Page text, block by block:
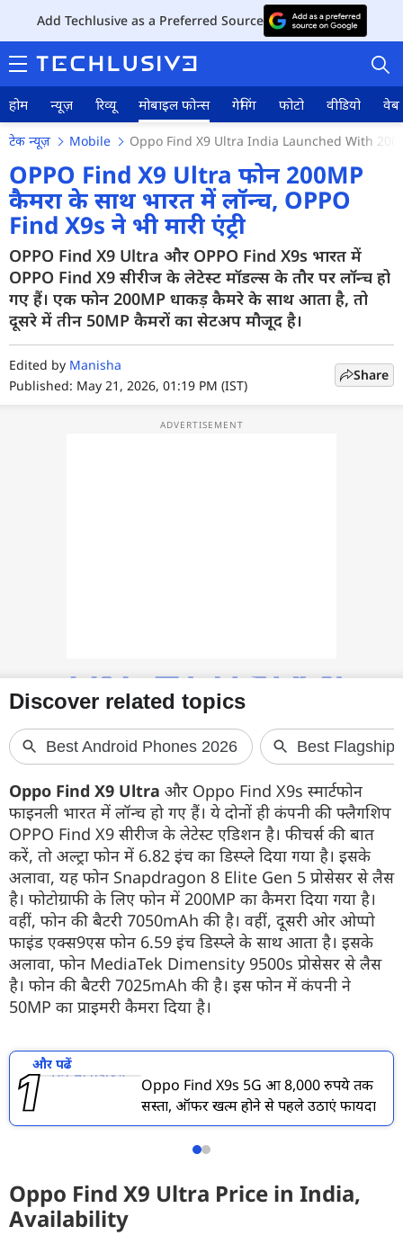
Add Techlusive as a Preferred Source
होम न्यूज़ रिव्यू मोबाइल फोन्स गेमिंग फोटो वीडियो वेब
होम
न्यूज़
रिव्यू
मोबाइल फोन्स
गेमिंग
टेक न्यूज़ Mobile Oppo Find X9 Ultra India Launched With
OPPO Find X9 Ultra फोन 200MP
कैमरा के साथ भारत में लॉन्च, OPPO
Find X9s ने भी मारी एंट्री
OPPO Find X9 Ultra और OPPO Find X9s भारत में
OPPO Find X9 सीरीज के लेटेस्ट मॉडल्स के तौर पर लॉन्च हो
गए हैं। एक फोन 200MP धाकड़ कैमरे के साथ आता है, तो
दूसरे में तीन 50MP कैमरों का सेटअप मौजूद है।
Edited by Manisha
Published: May 21, 2026, 01:19 PM (IST)
Share
Oppo Find X9 Ultra और Oppo Find X9s स्मार्टफोन
फाइनली भारत में लॉन्च हो गए हैं। ये दोनों ही कंपनी की फ्लैगशिप
OPPO Find X9 सीरीज के लेटेस्ट एडिशन है। फीचर्स की बात
करें, तो अल्ट्रा फोन में 6.82 इंच का डिस्प्ले दिया गया है। इसके
अलावा, यह फोन Snapdragon 8 Elite Gen 5 प्रोसेसर से लैस
है। फोटोग्राफी के लिए फोन में 200MP का कैमरा दिया गया है।
वहीं, फोन की बैटरी 7050mAh की है। वहीं, दूसरी ओर ओप्पो
फाइंड एक्स9एस फोन 6.59 इंच डिस्प्ले के साथ आता है। इसके
अलावा, फोन MediaTek Dimensity 9500s प्रोसेसर से लैस
है। फोन की बैटरी 7025mAh की है। इस फोन में कंपनी ने
50MP का प्राइमरी कैमरा दिया है।
और पढें
Oppo Find X9s 5G हुआ 8,000 रुपये तक
सस्ता, ऑफर खत्म होने से पहले उठाएं फायदा
Oppo Find X9 Ultra Price in India,
Availability